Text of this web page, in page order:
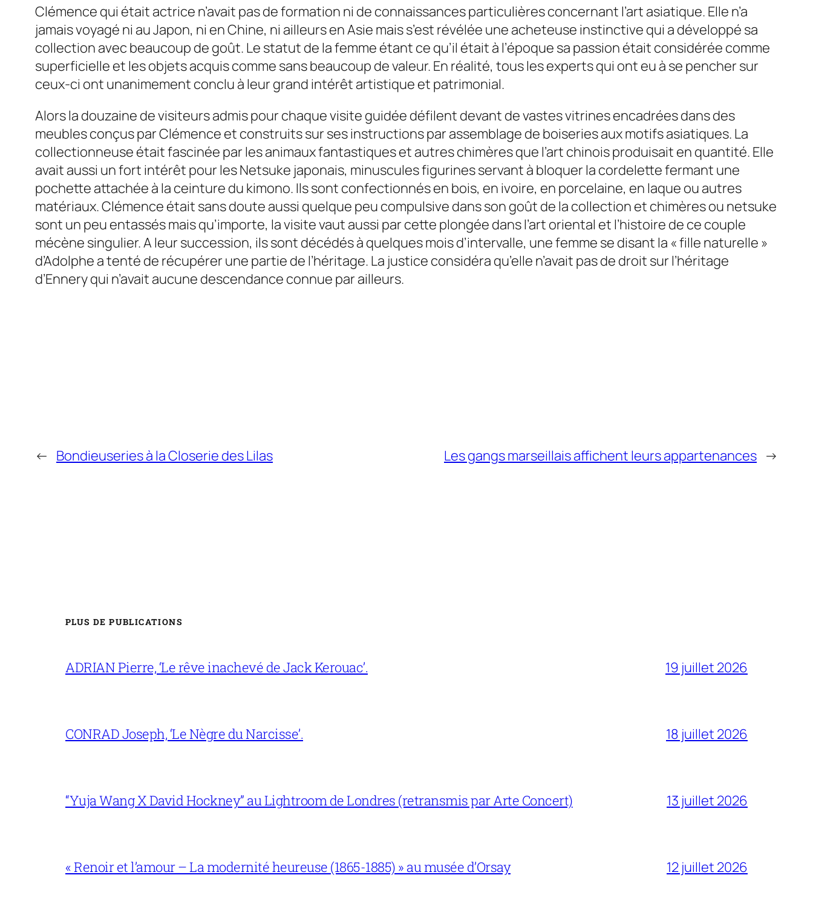
Clémence qui était actrice n’avait pas de formation ni de connaissances particulières concernant l’art asiatique. Elle n’a
jamais voyagé ni au Japon, ni en Chine, ni ailleurs en Asie mais s’est révélée une acheteuse instinctive qui a développé sa
collection avec beaucoup de goût. Le statut de la femme étant ce qu’il était à l’époque sa passion était considérée comme
superficielle et les objets acquis comme sans beaucoup de valeur. En réalité, tous les experts qui ont eu à se pencher sur
ceux-ci ont unanimement conclu à leur grand intérêt artistique et patrimonial.
Alors la douzaine de visiteurs admis pour chaque visite guidée défilent devant de vastes vitrines encadrées dans des
meubles conçus par Clémence et construits sur ses instructions par assemblage de boiseries aux motifs asiatiques. La
collectionneuse était fascinée par les animaux fantastiques et autres chimères que l’art chinois produisait en quantité. Elle
avait aussi un fort intérêt pour les Netsuke japonais, minuscules figurines servant à bloquer la cordelette fermant une
pochette attachée à la ceinture du kimono. Ils sont confectionnés en bois, en ivoire, en porcelaine, en laque ou autres
matériaux. Clémence était sans doute aussi quelque peu compulsive dans son goût de la collection et chimères ou netsuke
sont un peu entassés mais qu’importe, la visite vaut aussi par cette plongée dans l’art oriental et l’histoire de ce couple
mécène singulier. A leur succession, ils sont décédés à quelques mois d’intervalle, une femme se disant la « fille naturelle »
d’Adolphe a tenté de récupérer une partie de l’héritage. La justice considéra qu’elle n’avait pas de droit sur l’héritage
d’Ennery qui n’avait aucune descendance connue par ailleurs.
← Bondieuseries à la Closerie des Lilas Les gangs marseillais affichent leurs appartenances →
PLUS DE PUBLICATIONS
ADRIAN Pierre, ‘Le rêve inachevé de Jack Kerouac’. 19 juillet 2026
CONRAD Joseph, ‘Le Nègre du Narcisse’. 18 juillet 2026
“Yuja Wang X David Hockney” au Lightroom de Londres (retransmis par Arte Concert) 13 juillet 2026
« Renoir et l’amour – La modernité heureuse (1865-1885) » au musée d’Orsay 12 juillet 2026